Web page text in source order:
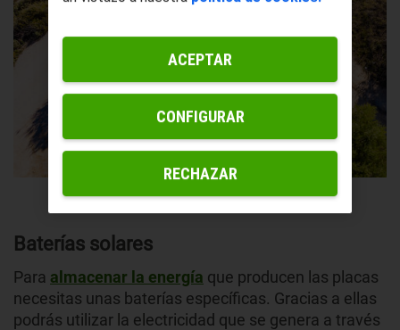
Baterías solares
Para almacenar la energía que producen las placas
necesitas unas baterías específicas. Gracias a ellas
podrás utilizar la electricidad que se genera a través
CONFIGURAR
RECHAZAR
ACEPTAR